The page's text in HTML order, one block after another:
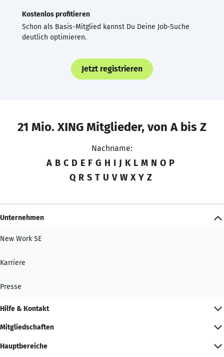
Kostenlos profitieren
Schon als Basis-Mitglied kannst Du Deine Job-Suche
deutlich optimieren.
Jetzt registrieren
21 Mio. XING Mitglieder, von A bis Z
Nachname:
A B C D E F G H I J K L M N O P
Q R S T U V W X Y Z
Unternehmen
New Work SE
Karriere
Presse
Hilfe & Kontakt
Mitgliedschaften
Hauptbereiche